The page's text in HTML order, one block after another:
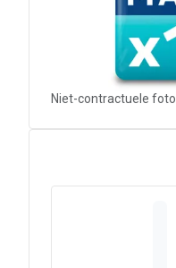
Niet-contractuele foto